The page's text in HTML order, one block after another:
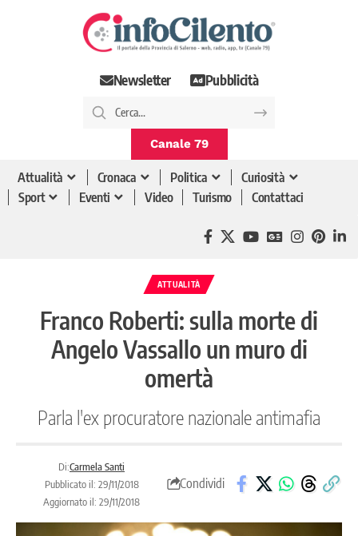
Newsletter Pubblicità
Canale 79
Attualità Cronaca Politica
Curiosità
Sport
Eventi Video Turismo Contattaci
ATTUALITÀ
Franco Roberti: sulla morte di
Angelo Vassallo un muro di
omertà
Parla l'ex procuratore nazionale antimafia
Di:Carmela Santi
Pubblicato il: 29/11/2018
Aggiornato il: 29/11/2018
Condividi